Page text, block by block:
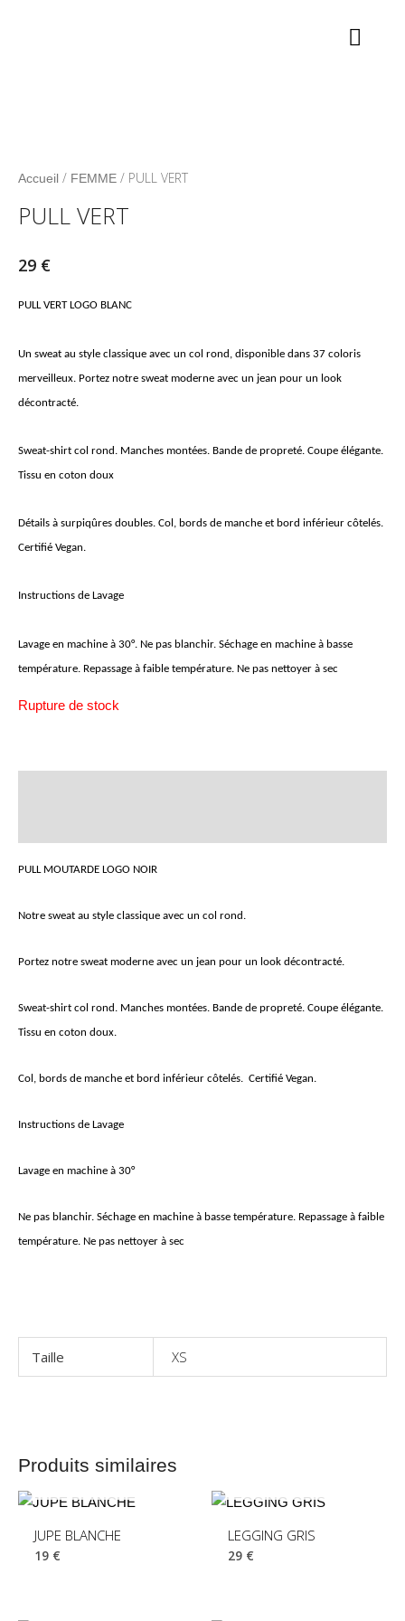
Accueil / FEMME / PULL VERT
PULL VERT
29 €
PULL VERT LOGO BLANC
Un sweat au style classique avec un col rond, disponible dans 37 coloris
merveilleux. Portez notre sweat moderne avec un jean pour un look
décontracté.
Sweat-shirt col rond. Manches montées. Bande de propreté. Coupe élégante.
Tissu en coton doux
Détails à surpiqûres doubles. Col, bords de manche et bord inférieur côtelés.
Certifié Vegan.
Instructions de Lavage
Lavage en machine à 30°. Ne pas blanchir. Séchage en machine à basse
température. Repassage à faible température. Ne pas nettoyer à sec
Rupture de stock
PULL MOUTARDE LOGO NOIR
Notre sweat au style classique avec un col rond.
Portez notre sweat moderne avec un jean pour un look décontracté.
Sweat-shirt col rond. Manches montées. Bande de propreté. Coupe élégante.
Tissu en coton doux.
Col, bords de manche et bord inférieur côtelés. Certifié Vegan.
Instructions de Lavage
Lavage en machine à 30°
Ne pas blanchir. Séchage en machine à basse température. Repassage à faible
température. Ne pas nettoyer à sec
Taille XS
Produits similaires
EN RUPTURE DE
JUPE BLANCHE
19 €
LEGGING GRIS
29 €